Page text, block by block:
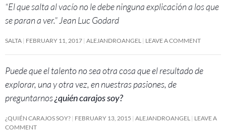
“El que salta al vacío no le debe ninguna explicación a los que
se paran a ver.” Jean Luc Godard
SALTA FEBRUARY 11, 2017 ALEJANDROANGEL LEAVE A COMMENT
Puede que el talento no sea otra cosa que el resultado de
explorar, una y otra vez, en nuestras pasiones, de
preguntarnos¿quién carajos soy?
¿QUIÉN CARAJOS SOY? FEBRUARY 13, 2015 ALEJANDROANGEL
LEAVE A
COMMENT